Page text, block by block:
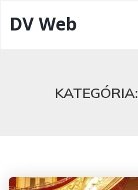
DV Web
KATEGÓRIA: